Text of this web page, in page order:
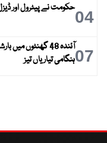
04حکومت نے پیٹرول اور
07
آئندہ 48 گھنٹوں
ہنگامی تیاریاں تیز